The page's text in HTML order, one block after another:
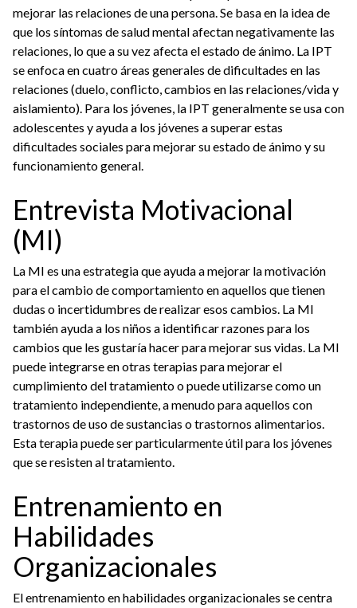
mejorar las relaciones de una persona. Se basa en la idea de
que los síntomas de salud mental afectan negativamente las
relaciones, lo que a su vez afecta el estado de ánimo. La IPT
se enfoca en cuatro áreas generales de dificultades en las
relaciones (duelo, conflicto, cambios en las relaciones/vida y
aislamiento). Para los jóvenes, la IPT generalmente se usa con
adolescentes y ayuda a los jóvenes a superar estas
dificultades sociales para mejorar su estado de ánimo y su
funcionamiento general.
Entrevista Motivacional
(MI)
La MI es una estrategia que ayuda a mejorar la motivación
para el cambio de comportamiento en aquellos que tienen
dudas o incertidumbres de realizar esos cambios. La MI
también ayuda a los niños a identificar razones para los
cambios que les gustaría hacer para mejorar sus vidas. La MI
puede integrarse en otras terapias para mejorar el
cumplimiento del tratamiento o puede utilizarse como un
tratamiento independiente, a menudo para aquellos con
trastornos de uso de sustancias o trastornos alimentarios.
Esta terapia puede ser particularmente útil para los jóvenes
que se resisten al tratamiento.
Entrenamiento en
Habilidades
Organizacionales
El entrenamiento en habilidades organizacionales se centra